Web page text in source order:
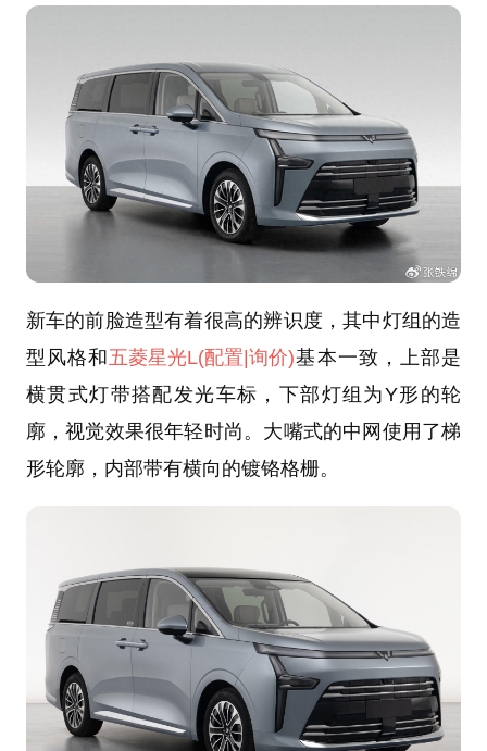
新车的前脸造型有着很高的辨识度，其中灯组的造
型风格和五菱星光L(配置|询价)基本一致，上部是
横贯式灯带搭配发光车标，下部灯组为Y形的轮
廓，视觉效果很年轻时尚。大嘴式的中网使用了梯
形轮廓，内部带有横向的镀铬格栅。